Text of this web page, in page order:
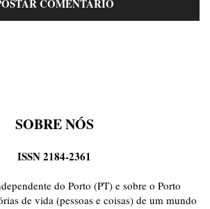
SOBRE NÓS
ISSN 2184-2361
do Porto (PT) e sobre o Porto
de vida (pessoas e coisas) de um mundo